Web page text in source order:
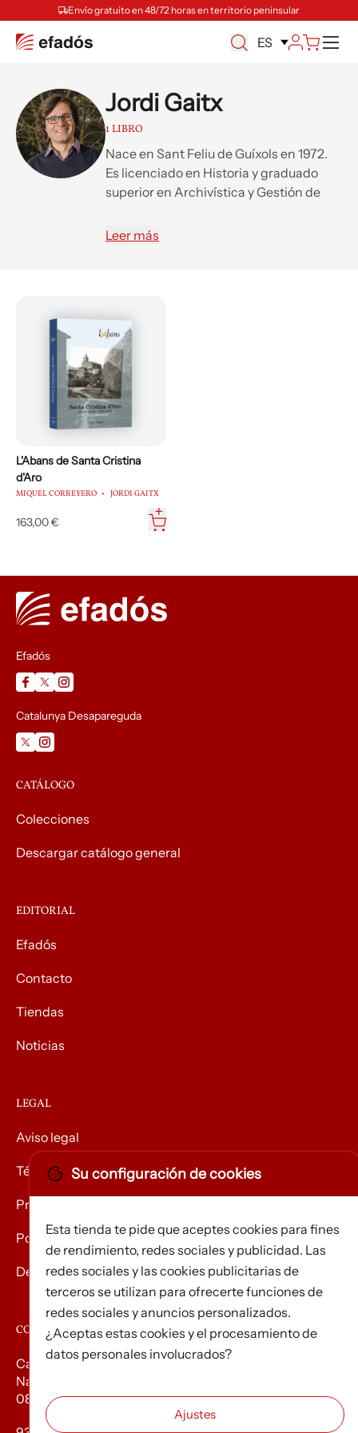
Envío gratuito en 48/72 horas en territorio peninsular
ES
Jordi Gaitx
1 LIBRO
Nace en Sant Feliu de Guíxols en 1972.
Es licenciado en Historia y graduado
superior en Archivística y Gestión de
historia social y política del siglo xx , y de
Leer más
L'Abans de Santa Cristina
d'Aro
MIQUEL CORREYERO JORDI GAITX
163,00 €
Efadós
Catalunya Desapareguda
CATÁLOGO
Colecciones
Descargar catálogo general
EDITORIAL
Efadós
Contacto
Tiendas
Noticias
LEGAL
Aviso legal
Términos y condiciones
Privacidad
Política de Cookies
Devolución de mercancías
CONTACTO
Carrer d’Edison, 3
Nau A. Polígon industrial Les Torrenteres
08754 El Papiol
Su configuración de cookies
Esta tienda te pide que aceptes cookies para fines
de rendimiento, redes sociales y publicidad. Las
redes sociales y las cookies publicitarias de
terceros se utilizan para ofrecerte funciones de
redes sociales y anuncios personalizados.
¿Aceptas estas cookies y el procesamiento de
datos personales involucrados?